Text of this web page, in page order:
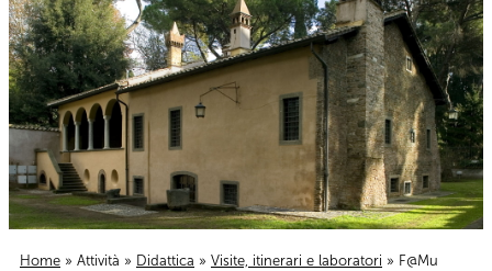
Home » Attività » Didattica » Visite, itinerari e laboratori » F@Mu